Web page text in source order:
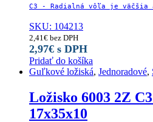
C3 - Radialná vôľa je väčšia
SKU: 104213
2,41 € bez DPH
2,97€ s DPH
Pridať do košíka
Guľkové ložiská, Jednoradové,
Ložisko 6003 2Z
17x35x10